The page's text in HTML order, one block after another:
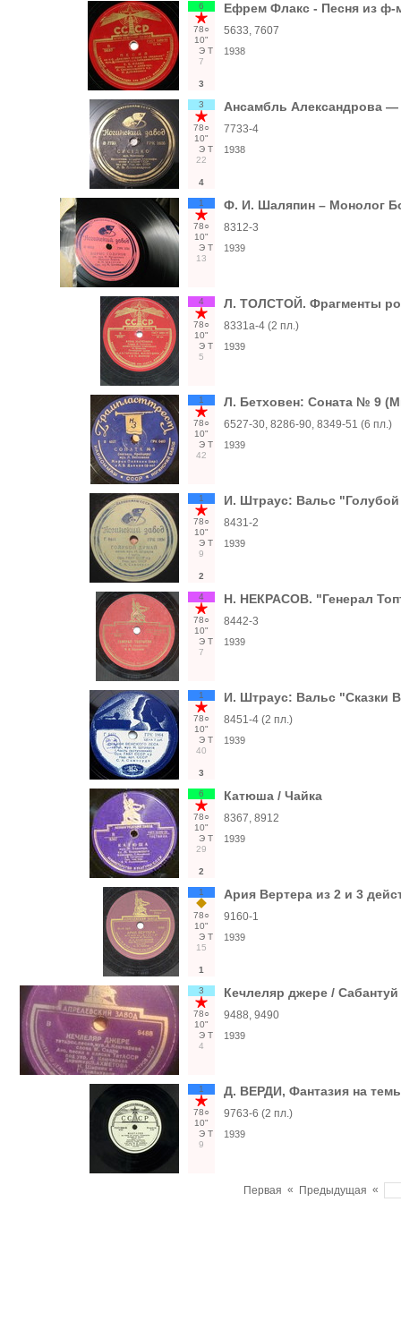
6
78○
10"
Э Т
7
3
Ефрем Флакс - Песня из ф-
5633, 7607
1938
3
78○
10"
Э Т
22
4
Ансамбль Александрова —
7733-4
1938
1
78○
10"
Э Т
13
Ф. И. Шаляпин – Монолог
8312-3
1939
4
78○
10"
Э Т
5
Л. ТОЛСТОЙ. Фрагменты
8331а-4 (2 пл.)
1939
1
78○
10"
Э Т
42
Л. Бетховен: Соната № 9
6527-30, 8286-90, 8349-51 (6 пл.)
1939
1
78○
10"
Э Т
9
2
И. Штраус: Вальс
8431-2
1939
4
78○
10"
Э Т
7
Н. НЕКРАСОВ. "Генерал
8442-3
1939
1
78○
10"
Э Т
40
3
И. Штраус: Вальс "Сказки
8451-4 (2 пл.)
1939
6
78○
10"
Э Т
29
2
Катюша / Чайка
8367, 8912
1939
1
78○
10"
Э Т
15
1
Ария Вертера из 2 и 3
9160-1
1939
3
78○
10"
Э Т
4
Кечлеляр джере / Сабантуй
9488, 9490
1939
1
78○
10"
Э Т
9
Д. ВЕРДИ, Фантазия на
9763-6 (2 пл.)
1939
Первая « Предыдущая «